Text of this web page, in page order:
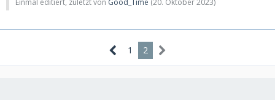
Einmal editiert, zuletzt von Good_Time (20. Oktober 2023)
1 2